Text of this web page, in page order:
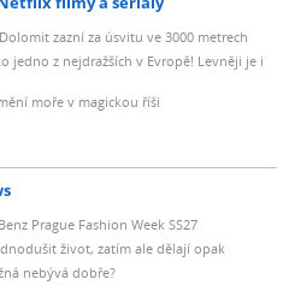
zazní za úsvitu ve 3000 metrech
jedno z nejdražších v Evropě! Levněji je i
moře v magickou říši
Prague Fashion Week SS27
život, zatím ale dělají opak
nebývá dobře?